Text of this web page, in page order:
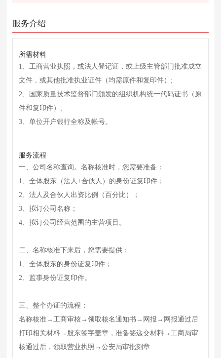
服务介绍
所需材料
1、工商营业执照，或法人登记证，或上级主管部门批准成立
文件，或其他批准执业证件（均需原件和复印件）;
2、国家质量技术监督部门颁发的组织机构统一代码证书（原
件和复印件）;
3、单位开户银行全称及帐号。
服务流程
一、公司名称查询。名称核准时，您需要准备：
1、全体股东（法人+合伙人）的身份证复印件；
2、法人及合伙人出资比例（百分比）；
3、拟订公司名称；
4、拟订公司经营范围的主营项目。
二、名称核准下来后，您需要提供：
1、全体股东的身份证复印件；
2、监事身份证复印件。
三、整个办证的流程：
名称核准→工商审核→领取核名通知书→网报→网报通过后
打印相关材料→股东签字盖章，准备签递交材料→工商局审
核通过后，领取营业执照→公安局审批刻章